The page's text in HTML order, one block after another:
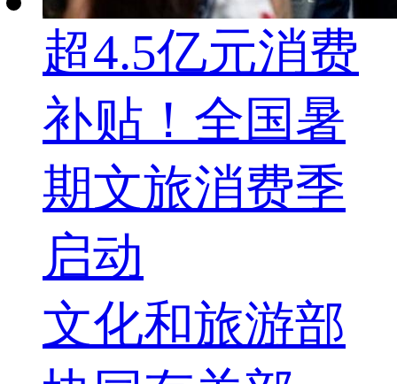
超4.5亿元消费
补贴！全国暑
期文旅消费季
启动
文化和旅游部